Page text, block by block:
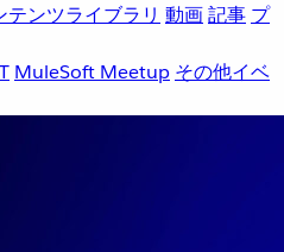
テンツライブラリ 動画記事 プ
MuleSoft Meetup その他イベ